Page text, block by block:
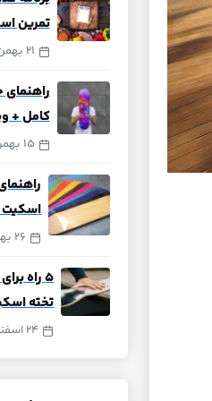
تمرین
21 بهمن، 1401
کامل +
15 بهمن، 1402
اسکیت
26 بهمن، 1402
۵ راه
تخته
24 اسفند، 1402